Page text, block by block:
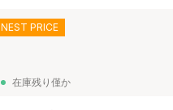
在庫残り僅か
NEST PRICE